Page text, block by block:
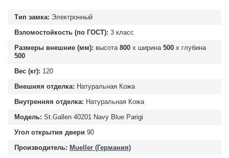
Тип замка: Электронный
Взломостойкость (по ГОСТ): 3 класс
Размеры внешние (мм): высота 800 х ширина 500 х глубина
500
Вес (кг): 120
Внешняя отделка: Натуральная Кожа
Внутренняя отделка: Натуральная Кожа
Модель: St.Gallen 40201 Navy Blue Parigi
Угол открытия двери 90
Производитель: Mueller (Германия)